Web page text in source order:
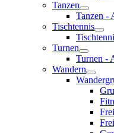
Tanzen
Tanzen -
Tischtennis
Turnen
Turnen -
Wandern